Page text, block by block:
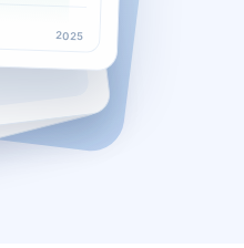
2025